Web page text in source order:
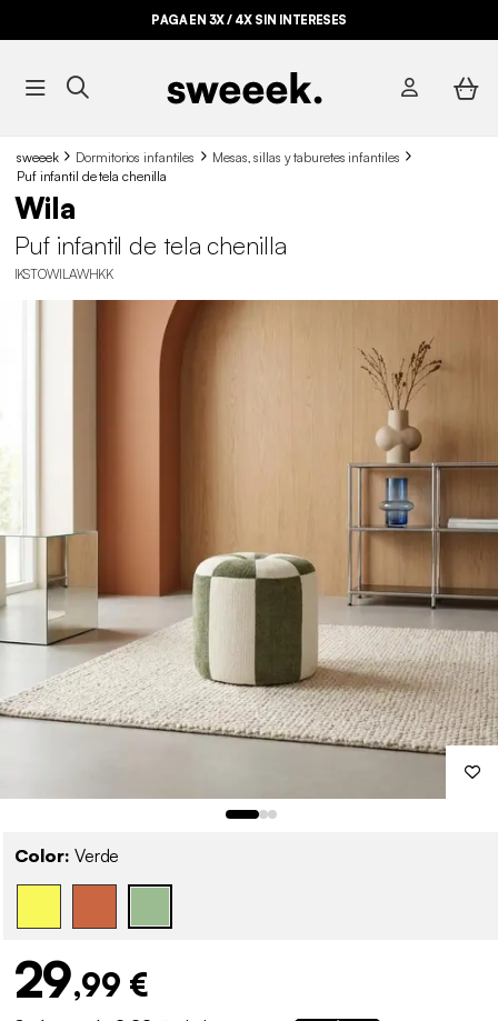
PAGA EN 3X / 4X SIN INTERESES
sweeek Dormitorios infantiles
Mesas, sillas y taburetes infantiles
Puf infantil de tela chenilla
Wila
Puf infantil de tela chenilla
IKSTOWILAWHKK
Color: Verde
29,99 €